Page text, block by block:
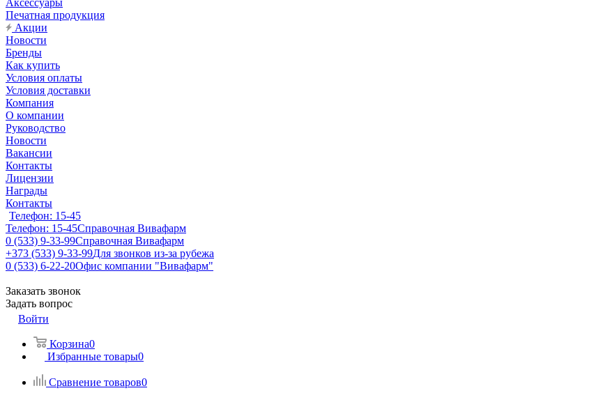
Аксессуары
Печатная продукция
Акции
Новости
Бренды
Как купить
Условия оплаты
Условия доставки
Компания
О компании
Руководство
Новости
Вакансии
Контакты
Лицензии
Награды
Контакты
Телефон: 15-45
Телефон: 15-45Справочная Вивафарм
0 (533) 9-33-99Справочная Вивафарм
+373 (533) 9-33-99Для звонков из-за рубежа
0 (533) 6-22-20Офис компании "Вивафарм"
Заказать звонок
Задать вопрос
Войти
Корзина0
Избранные товары0
Сравнение товаров0